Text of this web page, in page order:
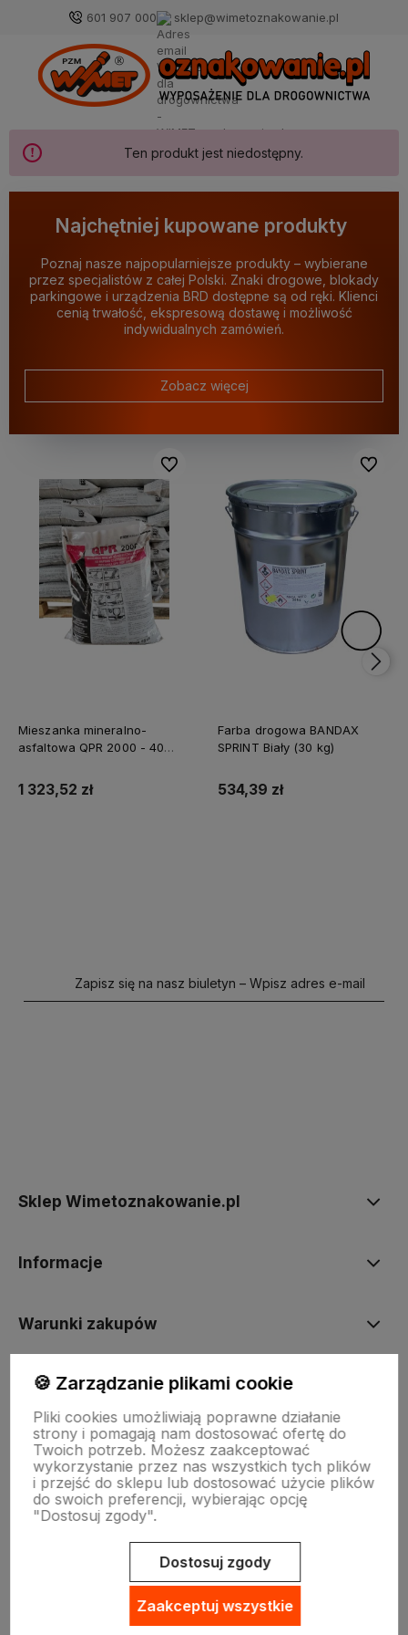
601 907 000 sklep@wimetoznakowanie.pl
Ten produkt jest niedostępny.
Najchętniej kupowane produkty
Poznaj nasze najpopularniejsze produkty – wybierane
przez specjalistów z całej Polski. Znaki drogowe, blokady
parkingowe i urządzenia BRD dostępne są od ręki. Klienci
cenią trwałość, ekspresową dostawę i możliwość
indywidualnych zamówień.
Zobacz więcej
Mieszanka mineralno-
asfaltowa QPR 2000 - 40
1 323,52 zł
Do ulubionych
Farba drogowa BANDAX
SPRINT Biały (30 kg)
534,39 zł
Do
Zapisz się na nasz biuletyn – Wpisz adres e-mail
Sklep Wimetoznakowanie.pl
Informacje
Warunki zakupów
INNE
🍪 Zarządzanie plikami cookie
Pliki cookies umożliwiają poprawne działanie
strony i pomagają nam dostosować ofertę do
Twoich potrzeb. Możesz zaakceptować
wykorzystanie przez nas wszystkich tych plików
i przejść do sklepu lub dostosować użycie plików
do swoich preferencji, wybierając opcję
"Dostosuj zgody".
Dostosuj zgody
Zaakceptuj wszystkie